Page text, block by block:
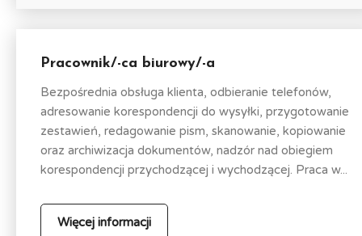
Pracownik/-ca biurowy/-a
Bezpośrednia obsługa klienta, odbieranie telefonów,
adresowanie korespondencji do wysyłki, przygotowanie
zestawień, redagowanie pism, skanowanie, kopiowanie
oraz archiwizacja dokumentów, nadzór nad obiegiem
korespondencji przychodzącej i wychodzącej. Praca w...
Więcej informacji